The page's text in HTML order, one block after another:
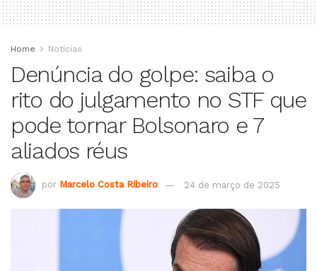
Home Notícias
Denúncia do golpe: saiba o
rito do julgamento no STF que
pode tornar Bolsonaro e 7
aliados réus
por Marcelo Costa Ribeiro 24 de março de 2025